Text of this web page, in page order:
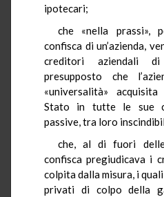
ipotecari;
che «nella prassi»,
confisca di un’azienda,
creditori aziendali
presupposto che
«universalità»
Stato in tutte le sue
passive, tra loro
che, al di fuori
confisca pregiudicava i
colpita dalla misura, i
privati di colpo della